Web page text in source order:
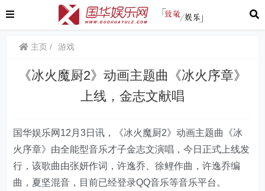
主页 游戏
《冰火魔厨2》动画主题曲《冰火序章》
上线，金志文献唱
国华娱乐网12月3日讯，
《冰火魔厨2》动画主题曲《冰
火序章》由全能型音乐才子金志文演唱，今日正式上线发
行，该歌曲由张妍作词，许逸乔、徐鲤作曲，许逸乔编
曲，夏坚混音，目前已经登录QQ音乐等音乐平台。